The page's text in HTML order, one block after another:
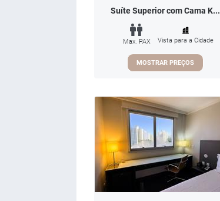
Suíte Superior com Cama K...
Max. PAX Vista para a Cidade
MOSTRAR PREÇOS